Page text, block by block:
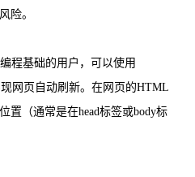
险。
程基础的用户，可以使用
网页自动刷新。在网页的HTML
置（通常是在head标签或body标